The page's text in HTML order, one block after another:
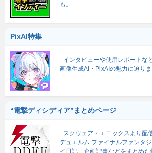
も。
PixAI特集
インタビューや使用レポートな
画像生成AI・PixAIの魅力に迫りま
“電撃ディシディア”まとめページ
スクウェア・エニックスより配
デュエルム ファイナルファンタ
イ日記、企画記事などをまとめた